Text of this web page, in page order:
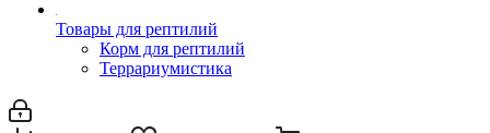
Товары для рептилий
Корм для рептилий
Террариумистика